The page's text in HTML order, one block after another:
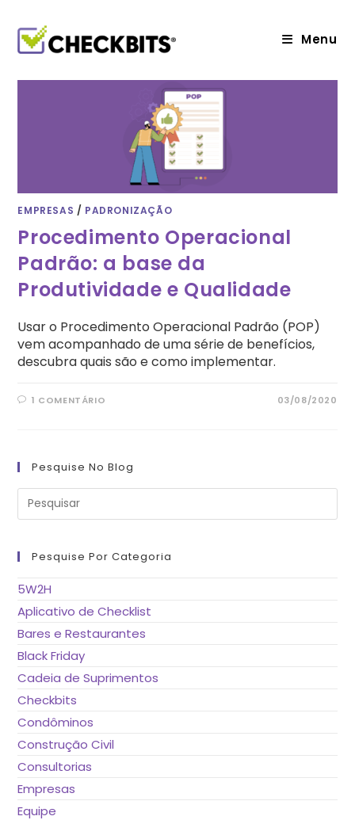
conteúdo
Menu
EMPRESAS / PADRONIZAÇÃO
Procedimento Operacional
Padrão: a base da
Produtividade e Qualidade
Usar o Procedimento Operacional Padrão (POP)
vem acompanhado de uma série de benefícios,
descubra quais são e como implementar.
1 COMENTÁRIO 03/08/2020
Pesquise No Blog
Pesquise Por Categoria
5W2H
Aplicativo de Checklist
Bares e Restaurantes
Black Friday
Cadeia de Suprimentos
Checkbits
Condôminos
Construção Civil
Consultorias
Empresas
Equipe